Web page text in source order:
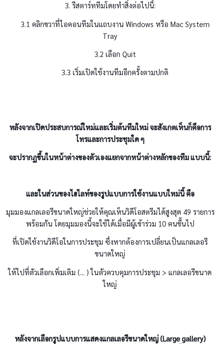
3. รีสตาร์ททีมโดยทำสิ่งต่อไปนี้:
3.1 คลิกขวาที่ไอคอนทีมในแถบงาน Windows หรือ Mac System
Tray
3.2 เลือก Quit
3.3 เริ่มเปิดใช้งานทีมอีกครั้งตามปกติ
หลังจากเปิดประสบการณ์ใหม่และเริ่มต้นทีมใหม่ จะสังเกตเห็นก็คือการ
โทรและการประชุมใด ๆ
จะปรากฏขึ้นในหน้าต่างของตัวเองแยกจากหน้าต่างหลักของทีม แบบนี้:
และในส่วนของไฮไลท์ของรูปแบบการใช้งานแบบใหม่นี้ คือ
มุมมองแกลเลอรีขนาดใหญ่ช่วยให้คุณเห็นวิดีโอสตรีมได้สูงสุด 49 รายการ
พร้อมกัน โดยมุมมองนี้จะใช้ได้เมื่อมีผู้เข้าร่วม 10 คนขึ้นไป
ที่เปิดใช้งานวิดีโอในการประชุม ซึ่งหากต้องการเปลี่ยนเป็นแกลเลอรี
ขนาดใหญ่
ให้ไปที่ตัวเลือกเพิ่มเติม (... ) ในตัวควบคุมการประชุม > แกลเลอรีขนาด
ใหญ่
หลังจากเลือกรูปแบบการแสดงแกลเลอรีขนาดใหญ่ (Large gallery)